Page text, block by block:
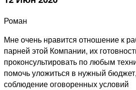
Роман
Мне очень нравится отношение к
парней этой Компании, их
проконсультировать по любым
помочь уложиться в нужный
соблюдение оговоренных условий